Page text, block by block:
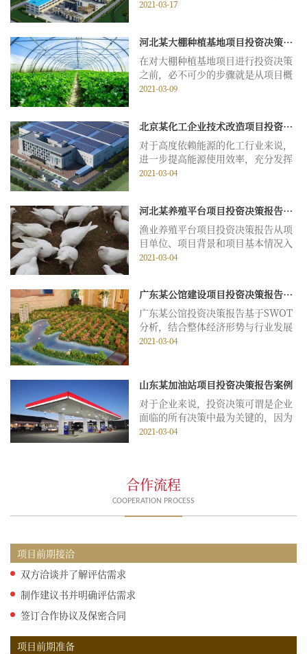
方案、项目治理结构、项目财务测
要内容，是对项目做出投资决策之前
必不可少的步骤。化工厂新增生产线
项目投资可行性研究...
2021-03-17
河北某大棚种植基地项目投资决策研究报告案例
在对大棚种植基地项目进行投资决策
之前，必不可少的步骤就是从项目概
况、项目筹融资方案、项目财务测
析项目，最大限度地降低投资风险。
下面就为大家分享一份某县大棚种植
基地项目投资决策研...
2021-03-09
北京某化工企业技术改造项目投资决策报告案例
对于高度依赖能源的化工行业来说，
进一步提高能源使用效率，充分发挥
能源利用率才能节约生产过程中的成
以为企业带来巨大收益，化工企业技
术改造项目投资决策报告案例：
第一章 某化工企...
2021-03-04
河北某养殖平台项目投资决策报告案例
渔业养殖平台项目投资决策报告从项
目单位、项目背景和项目基本情况入
手，结合实际财务分析、风险分析、
项目投资决策报告案例 第一章 某
公司渔业养殖平台项目概述 第一
节项目单位情况...
2021-03-04
广东某公馆建设项目投资决策报告案例
广东某公馆投资决策报告基于SWOT
分析，结合整体经济形势与行业发展
趋势对项目的财务能力、发展情况进
析 第一节优势 项目具有地理
道，东临..,西临.....
2021-03-04
山东某加油站项目投资决策报告案例
对于企业来说，投资决策可谓是企业
面临的所有决策中最为关键的，因为
投资决策一旦失误，企业往往会面临
处，在很大程度上能够减少风险，规
避损失。下面就为...
2021-03-04
合作流程
COOPERATION PROCESS
项目前期接洽
双方洽谈并了解评估需求
制作建议书并明确评估需求
签订合作协议及保密合同
项目前期准备